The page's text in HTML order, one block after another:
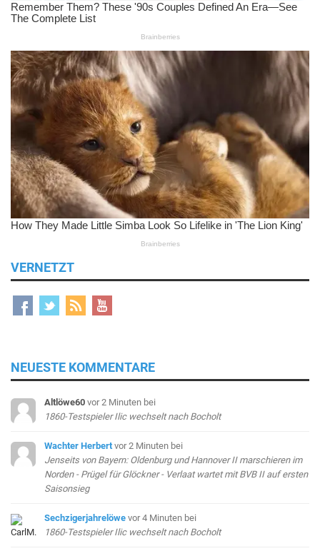
VERNETZT
NEUESTE KOMMENTARE
Altlöwe60 vor 2 Minuten bei
1860-Testspieler Ilic wechselt nach Bocholt
Wachter Herbert vor 2 Minuten bei
Jenseits von Bayern: Oldenburg und Hannover II marschieren im
Norden - Prügel für Glöckner - Verlaat wartet mit BVB II auf ersten
Saisonsieg
Sechzigerjahrelöwe vor 4 Minuten bei
1860-Testspieler Ilic wechselt nach Bocholt